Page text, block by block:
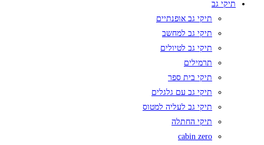
תיקי גב
תיקי גב אופנתיים
תיקי גב למחשב
תיקי גב לטיולים
תרמילים
תיקי בית ספר
תיקי גב עם גלגלים
תיקי גב לעליה למטוס
תיקי החתלה
cabin zero